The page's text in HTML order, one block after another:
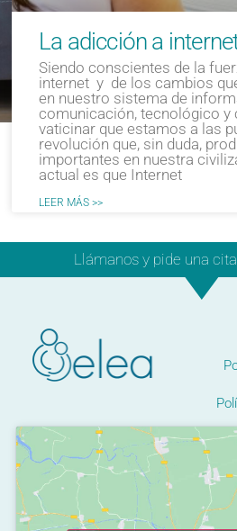
La adicción a
Siendo conscientes de la
internet y de los cambios
en nuestro sistema de
comunicación, tecnológico y
vaticinar que estamos a las
revolución que, sin duda,
importantes en nuestra
actual es que Internet
LEER MÁS >>
Llámanos y pide una